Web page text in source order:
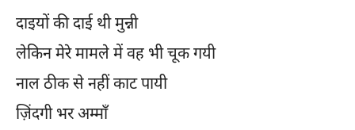
दाइयों की दाई थी मुन्नी
लेकिन मेरे मामले में वह भी चूक गयी
नाल ठीक से नहीं काट पायी
ज़िंदगी भर अम्माँ